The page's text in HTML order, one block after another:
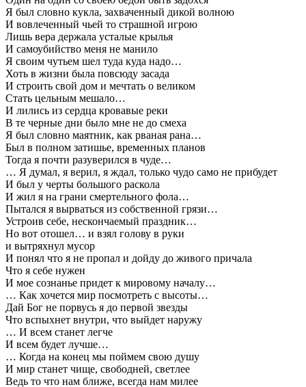
Я был словно кукла, захваченный дикой волною
И вовлеченный чьей то страшной игрою
Лишь вера держала усталые крылья
И самоубийство меня не манило
Я своим чутьем шел туда куда надо…
Хоть в жизни была повсюду засада
И строить свой дом и мечтать о великом
Стать цельным мешало…
И лились из сердца кровавые реки
В те черные дни было мне не до смеха
Я был словно маятник, как рваная рана…
Был в полном затишье, временных планов
Тогда я почти разуверился в чуде…
… Я думал, я верил, я ждал, только чудо само не прибудет
И был у черты большого раскола
И жил я на грани смертельного фола…
Пытался я вырваться из собственной грязи…
Устроив себе, нескончаемый праздник…
Но вот отошел… и взял голову в руки
и вытряхнул мусор
И понял что я не пропал и дойду до живого причала
Что я себе нужен
И мое сознанье придет к мировому началу…
… Как хочется мир посмотреть с высоты…
Дай Бог не порвусь я до первой звезды
Что вспыхнет внутри, что выйдет наружу
… И всем станет легче
И всем будет лучше…
… Когда на конец мы поймем свою душу
И мир станет чище, свободней, светлее
Ведь то что нам ближе, всегда нам милее